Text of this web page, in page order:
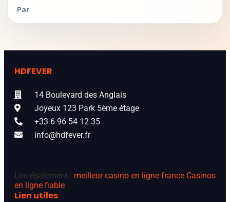
Par
HDFEVER
14 Boulevard des Anglais
Joyeux 123 Park 5ème étage
+33 6 96 54 12 35
info@hdfever.fr
Lire également : meilleur casino en ligne france Casinos
en ligne fiable
Lien utiles